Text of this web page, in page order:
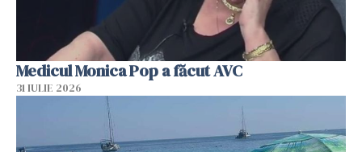
Medicul Monica Pop a făcut AVC
31 IULIE 2026